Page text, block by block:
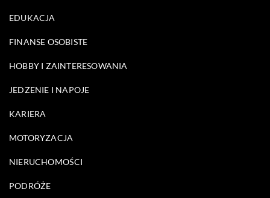
EDUKACJA
FINANSE OSOBISTE
HOBBY I ZAINTERESOWANIA
JEDZENIE I NAPOJE
KARIERA
MOTORYZACJA
NIERUCHOMOŚCI
PODRÓŻE